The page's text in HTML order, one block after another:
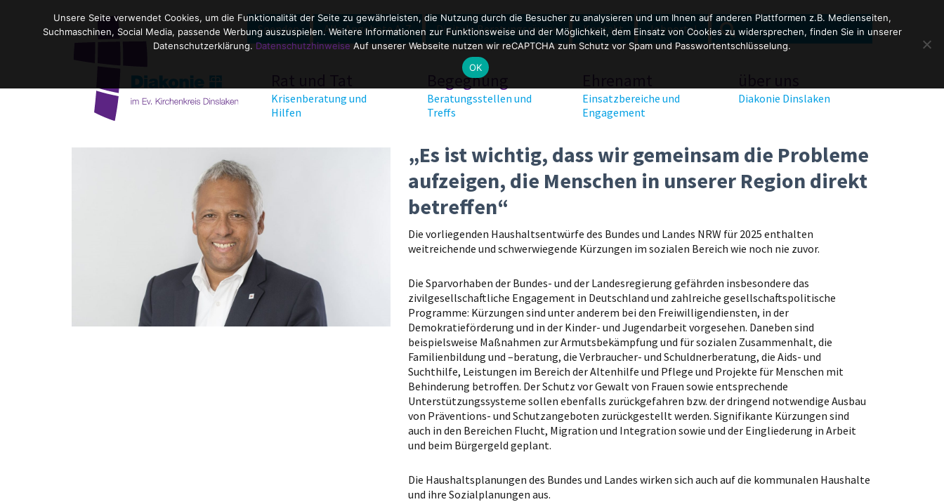
Krisenberatung und
Hilfen
Begegnung
Beratungsstellen und
Treffs
Einsatzbereiche und
Engagement
Diakonie Dinslaken
Spenden Alle Angebote A-Z Digitale Beratungsräume Kontakt Jobportal
Search
for:
SEARCH
„Es ist wichtig, dass wir gemeinsam die Probleme
aufzeigen, die Menschen in unserer Region direkt
betreffen“
Die vorliegenden Haushaltsentwürfe des Bundes und Landes NRW für 2025 enthalten
weitreichende und schwerwiegende Kürzungen im sozialen Bereich wie noch nie zuvor.
Die Sparvorhaben der Bundes- und der Landesregierung gefährden insbesondere das
zivilgesellschaftliche Engagement in Deutschland und zahlreiche gesellschaftspolitische
Programme: Kürzungen sind unter anderem bei den Freiwilligendiensten, in der
Demokratieförderung und in der Kinder- und Jugendarbeit vorgesehen. Daneben sind
beispielsweise Maßnahmen zur Armutsbekämpfung und für sozialen Zusammenhalt, die
Familienbildung und –beratung, die Verbraucher- und Schuldnerberatung, die Aids- und
Suchthilfe, Leistungen im Bereich der Altenhilfe und Pflege und Projekte für Menschen mit
Behinderung betroffen. Der Schutz vor Gewalt von Frauen sowie entsprechende
Unterstützungssysteme sollen ebenfalls zurückgefahren bzw. der dringend notwendige Ausbau
von Präventions- und Schutzangeboten zurückgestellt werden. Signifikante Kürzungen sind
auch in den Bereichen Flucht, Migration und Integration sowie und der Eingliederung in Arbeit
und beim Bürgergeld geplant.
Die Haushaltsplanungen des Bundes und Landes wirken sich auch auf die kommunalen Haushalte
und ihre Sozialplanungen aus.
Unsere Seite verwendet Cookies, um die Funktionalität der Seite zu gewährleisten, die Nutzung durch die Besucher zu analysieren und um Ihnen auf anderen Plattformen z.B. Medienseiten,
Suchmaschinen, Social Media, passende Werbung auszuspielen. Weitere Informationen zur Funktionsweise und der Möglichkeit, dem Einsatz von Cookies zu widersprechen, finden Sie in unserer
Datenschutzerklärung.DatenschutzhinweiseAuf unserer Webseite nutzen wir reCAPTCHA zum Schutz vor Spam und Passwortentschlüsselung.
OK